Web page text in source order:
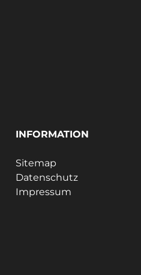
INFORMATION
Sitemap
Datenschutz
Impressum